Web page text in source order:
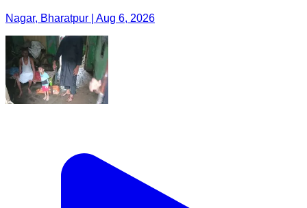
Nagar, Bharatpur | Aug 6, 2026